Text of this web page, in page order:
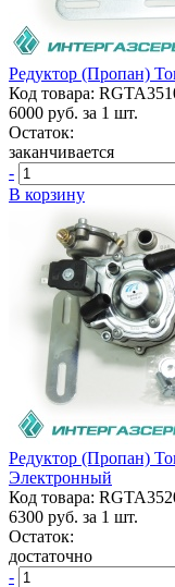
Редуктор (пропан)
Код товара:
6000 руб. за 1 шт.
Остаток:
заканчивается
-
В корзину
Редуктор (пропан)
Электронный
Код товара:
6300 руб. за 1 шт.
Остаток:
достаточно
-